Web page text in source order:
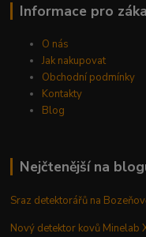
Informace pro
O nás
Jak nakupovat
Obchodní podmínky
Kontakty
Blog
Nejčtenější na
Sraz detektorářů na
Nový detektor kovů Minelab